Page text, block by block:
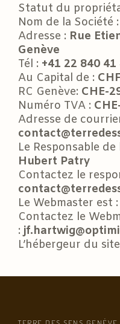
Statut du
Nom de la Société :
Adresse : Rue
Genève
Tél : +41 22 840 41
Au Capital de :
RC Genève: CHE-
Numéro TVA :
Adresse de
Le Responsable
Hubert Patry
Contactez le
Le Webmaster est :
Contactez le
:
L’hébergeur du